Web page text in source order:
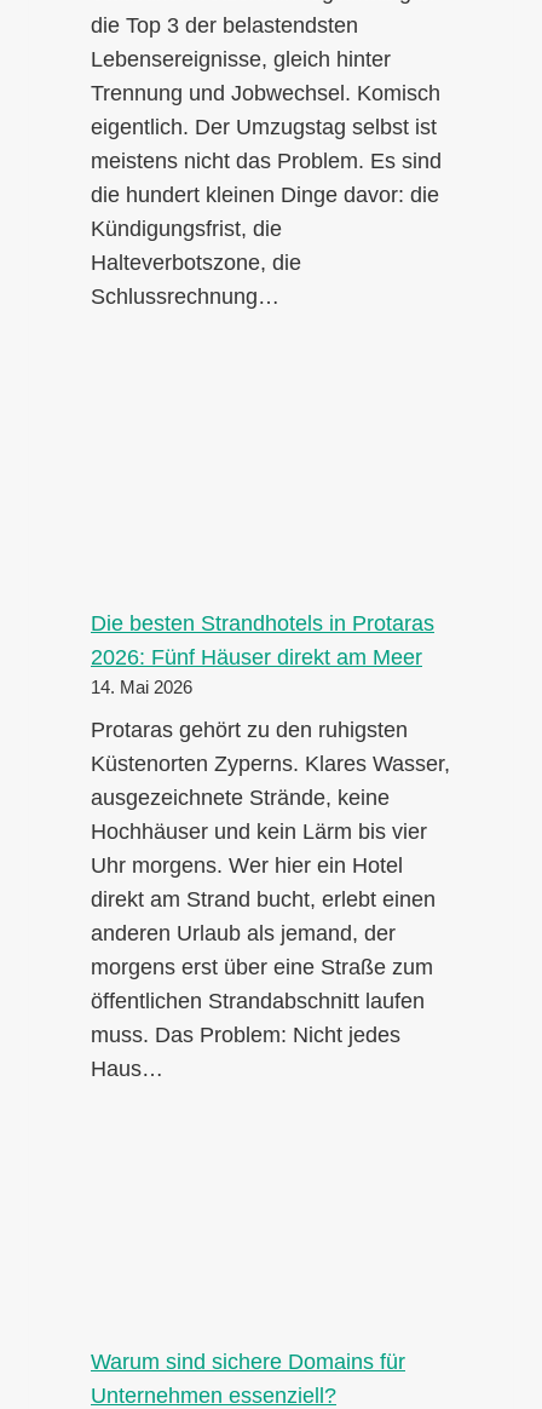
die Top 3 der belastendsten
Lebensereignisse, gleich hinter
Trennung und Jobwechsel. Komisch
eigentlich. Der Umzugstag selbst ist
meistens nicht das Problem. Es sind
die hundert kleinen Dinge davor: die
Kündigungsfrist, die
Halteverbotszone, die
Schlussrechnung…
Die besten Strandhotels in Protaras
2026: Fünf Häuser direkt am Meer
14. Mai 2026
Protaras gehört zu den ruhigsten
Küstenorten Zyperns. Klares Wasser,
ausgezeichnete Strände, keine
Hochhäuser und kein Lärm bis vier
Uhr morgens. Wer hier ein Hotel
direkt am Strand bucht, erlebt einen
anderen Urlaub als jemand, der
morgens erst über eine Straße zum
öffentlichen Strandabschnitt laufen
muss. Das Problem: Nicht jedes
Haus…
Warum sind sichere Domains für
Unternehmen essenziell?